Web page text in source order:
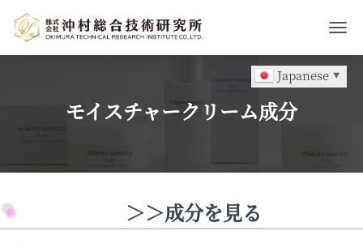
ビ
ゲ
ー
モイスチャークリーム成分
＞＞成分を見る
Japanese ▼